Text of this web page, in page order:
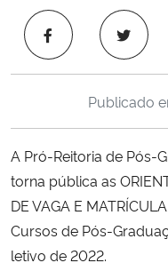
Ministério da Cidadania
Ministério da Saúde
Ministério de Minas e Energia
Ministério da Ciência,
Ministério do Meio Ambiente
Ministério do Turismo
Publicado
A Pró-Reitoria de Pós-
torna pública as
DE VAGA E
Cursos de Pós-
letivo de 2022.